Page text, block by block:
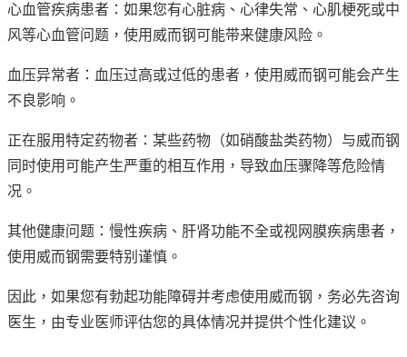
心血管疾病患者：如果您有心脏病、心律失常、心肌梗死或中
风等心血管问题，使用威而钢可能带来健康风险。
血压异常者：血压过高或过低的患者，使用威而钢可能会产生
不良影响。
正在服用特定药物者：某些药物（如硝酸盐类药物）与威而钢
同时使用可能产生严重的相互作用，导致血压骤降等危险情
况。
其他健康问题：慢性疾病、肝肾功能不全或视网膜疾病患者，
使用威而钢需要特别谨慎。
因此，如果您有勃起功能障碍并考虑使用威而钢，务必先咨询
医生，由专业医师评估您的具体情况并提供个性化建议。